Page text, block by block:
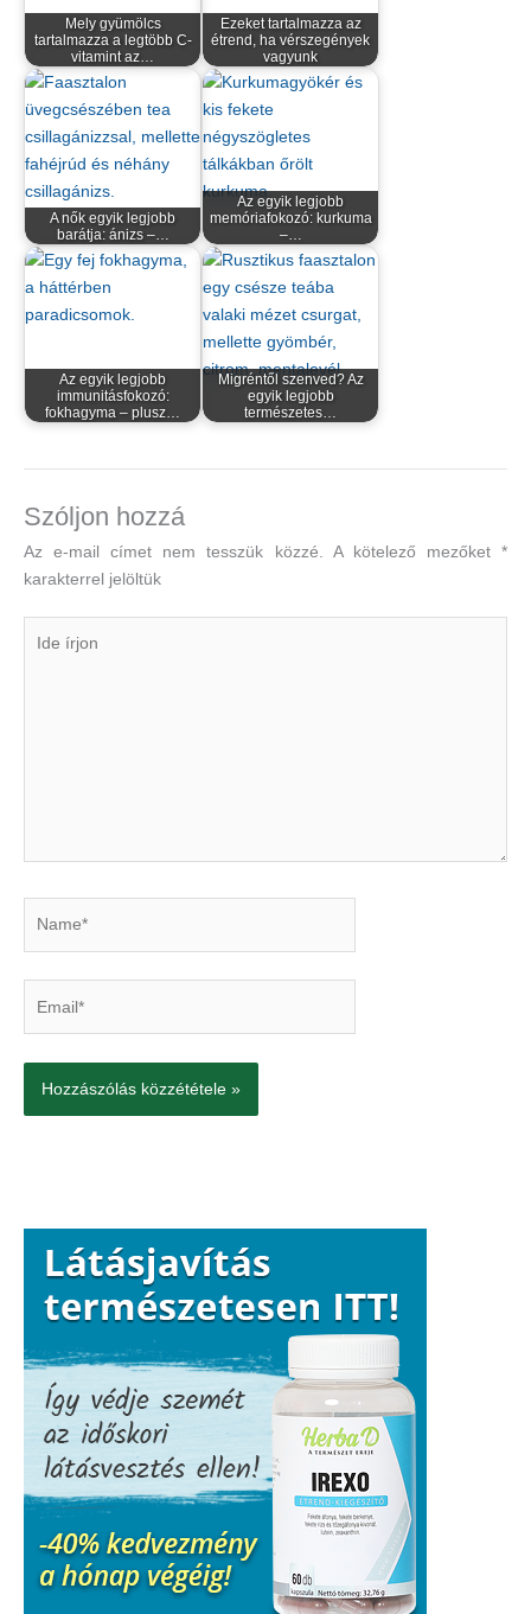
Mely gyümölcs
tartalmazza a legtöbb C-
vitamint az…
Ezeket tartalmazza az
étrend, ha vérszegények
vagyunk
A nők egyik legjobb
barátja: ánizs –…
Az egyik legjobb
memóriafokozó: kurkuma
–…
Az egyik legjobb
immunitásfokozó:
fokhagyma – plusz…
Migréntől szenved? Az
egyik legjobb
természetes…
Szóljon hozzá
Az e-mail címet nem tesszük közzé. A kötelező mezőket*
karakterrel jelöltük